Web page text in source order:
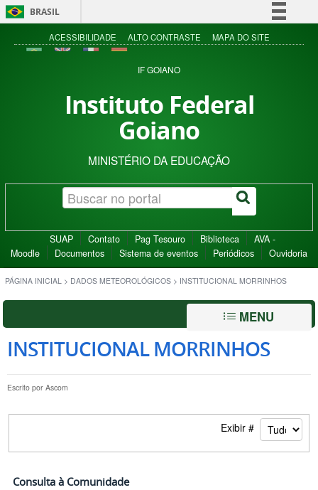
BRASIL
Simplifique!
Acesso à informação
ACESSIBILIDADE ALTO CONTRASTE MAPA DO SITE
IF GOIANO
Instituto Federal
Goiano
MINISTÉRIO DA EDUCAÇÃO
SUAP Contato Pag Tesouro Biblioteca
AVA -
Moodle
Documentos Sistema de eventos Periódicos Ouvidoria
PÁGINA INICIAL > DADOS METEOROLÓGICOS > INSTITUCIONAL MORRINHOS
MENU
INSTITUCIONAL MORRINHOS
Escrito por Ascom
Exibir #
Consulta à Comunidade